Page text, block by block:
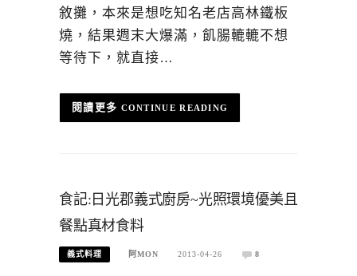
敘攤，本來是想吃知名老店高林鐵板
燒，結果週末大爆滿，飢腸轆轆不想
等待下，就直接…
CONTINUE READING
食記:日光郡義式廚房~光照環境優美且
餐點真材食料
義式料理 阿MON 2013-04-26 8